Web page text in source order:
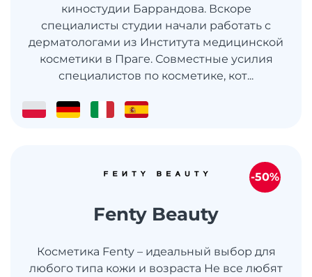
киностудии Баррандова. Вскоре
специалисты студии начали работать с
дерматологами из Института медицинской
косметики в Праге. Совместные усилия
специалистов по косметике, кот...
Fenty Beauty
Косметика Fenty – идеальный выбор для
любого типа кожи и возраста Не все любят
-50%